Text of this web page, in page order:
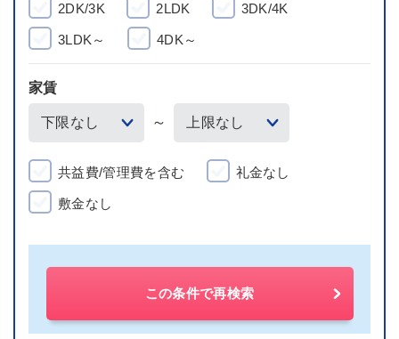
2DK/3K 2LDK 3DK/4K
3LDK～ 4DK～
家賃
～
共益費/管理費を含む 礼金なし
敷金なし
この条件で再検索